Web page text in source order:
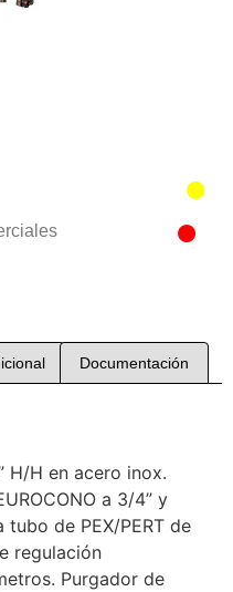
Documentación
H/H en acero inox.
a 3/4” y
de PEX/PERT de
regulación
Purgador de